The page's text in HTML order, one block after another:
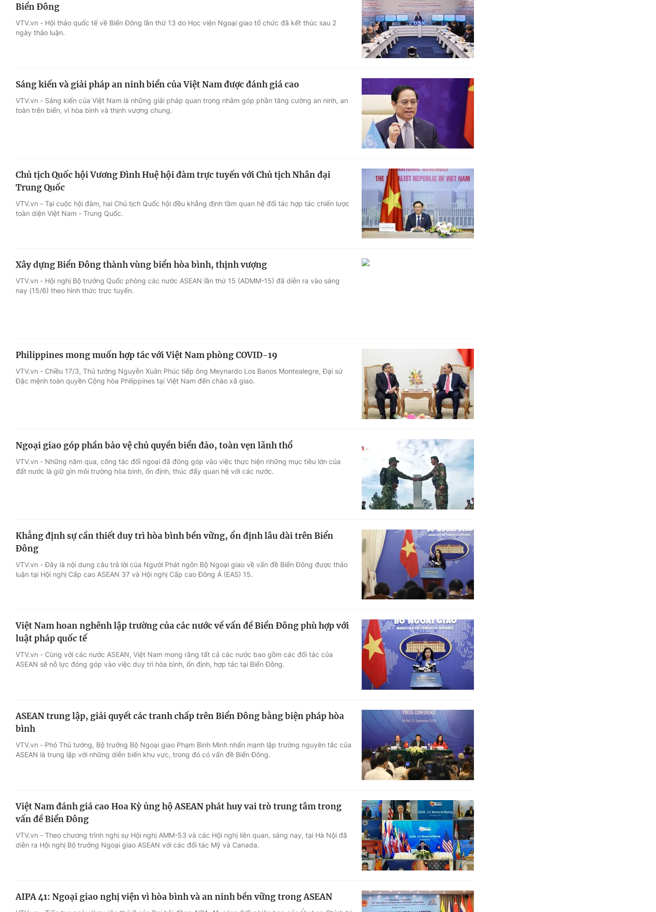
Biển Đông
VTV.vn - Hội thảo quốc tế về Biển Đông lần thứ 13 do Học viện Ngoại giao tổ chức đã kết thúc sau 2
ngày thảo luận.
Sáng kiến và giải pháp an ninh biển của Việt Nam được đánh giá cao
VTV.vn - Sáng kiến của Việt Nam là những giải pháp quan trọng nhằm góp phần tăng cường an ninh, an
toàn trên biển, vì hòa bình và thịnh vượng chung.
Chủ tịch Quốc hội Vương Đình Huệ hội đàm trực tuyến với Chủ tịch Nhân đại
Trung Quốc
VTV.vn - Tại cuộc hội đàm, hai Chủ tịch Quốc hội đều khẳng định tầm quan hệ đối tác hợp tác chiến lược
toàn diện Việt Nam - Trung Quốc.
Xây dựng Biển Đông thành vùng biển hòa bình, thịnh vượng
VTV.vn - Hội nghị Bộ trưởng Quốc phòng các nước ASEAN lần thứ 15 (ADMM-15) đã diễn ra vào sáng
nay (15/6) theo hình thức trực tuyến.
Philippines mong muốn hợp tác với Việt Nam phòng COVID-19
VTV.vn - Chiều 17/3, Thủ tướng Nguyễn Xuân Phúc tiếp ông Meynardo Los Banos Montealegre, Đại sứ
Đặc mệnh toàn quyền Cộng hòa Philippines tại Việt Nam đến chào xã giao.
Ngoại giao góp phần bảo vệ chủ quyền biển đảo, toàn vẹn lãnh thổ
VTV.vn - Những năm qua, công tác đối ngoại đã đóng góp vào việc thực hiện những mục tiêu lớn của
đất nước là giữ gìn môi trường hòa bình, ổn định, thúc đẩy quan hệ với các nước.
Khẳng định sự cần thiết duy trì hòa bình bền vững, ổn định lâu dài trên Biển
Đông
VTV.vn - Đây là nội dung câu trả lời của Người Phát ngôn Bộ Ngoại giao về vấn đề Biển Đông được thảo
luận tại Hội nghị Cấp cao ASEAN 37 và Hội nghị Cấp cao Đông Á (EAS) 15.
Việt Nam hoan nghênh lập trường của các nước về vấn đề Biển Đông phù hợp với
luật pháp quốc tế
VTV.vn - Cùng với các nước ASEAN, Việt Nam mong rằng tất cả các nước bao gồm các đối tác của
ASEAN sẽ nỗ lực đóng góp vào việc duy trì hòa bình, ổn định, hợp tác tại Biển Đông.
ASEAN trung lập, giải quyết các tranh chấp trên Biển Đông bằng biện pháp hòa
bình
VTV.vn - Phó Thủ tướng, Bộ trưởng Bộ Ngoại giao Phạm Bình Minh nhấn mạnh lập trường nguyên tắc của
ASEAN là trung lập với những diễn biến khu vực, trong đó có vấn đề Biển Đông.
Việt Nam đánh giá cao Hoa Kỳ ủng hộ ASEAN phát huy vai trò trung tâm trong
vấn đề Biển Đông
VTV.vn - Theo chương trình nghị sự Hội nghị AMM-53 và các Hội nghị liên quan, sáng nay, tại Hà Nội đã
diễn ra Hội nghị Bộ trưởng Ngoại giao ASEAN với các đối tác Mỹ và Canada.
AIPA 41: Ngoại giao nghị viện vì hòa bình và an ninh bền vững trong ASEAN